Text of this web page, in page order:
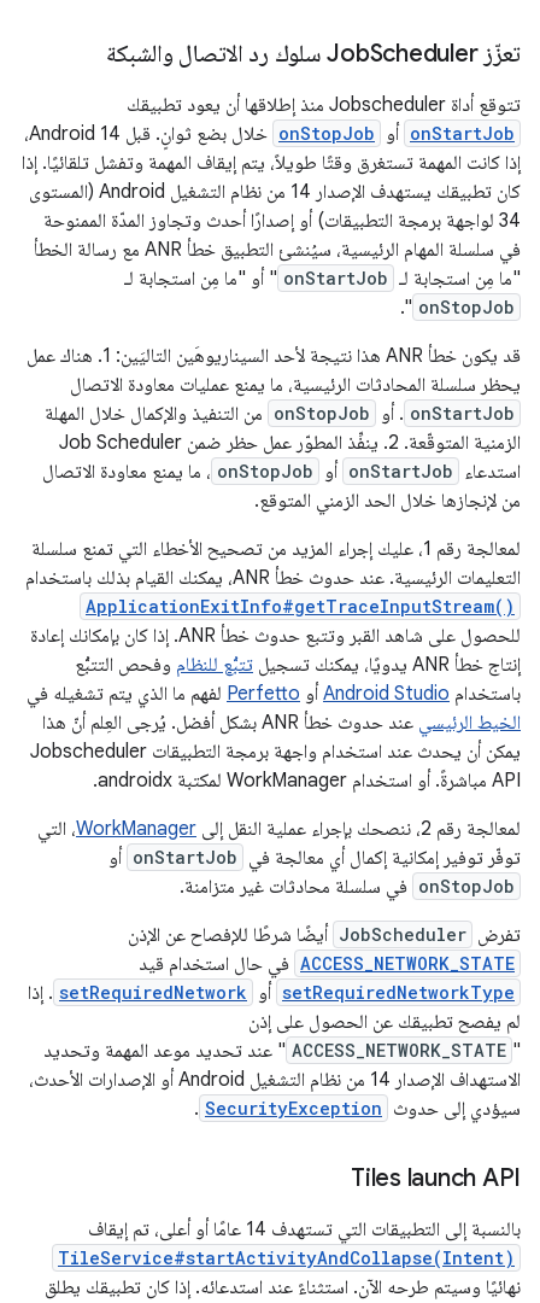
تعزّز JobScheduler سلوك رد الاتصال والشبكة
تتوقع أداة Jobscheduler منذ إطلاقها أن يعود تطبيقك
onStartJob أو onStopJob
خلال بضع ثوانٍ. قبل Android 14،
إذا كانت المهمة تستغرق وقتًا طويلاً، يتم إيقاف المهمة وتفشل تلقائيًا. إذا
كان تطبيقك يستهدف الإصدار 14 من نظام التشغيل Android (المستوى
34 لواجهة برمجة التطبيقات) أو إصدارًا أحدث وتجاوز المدّة الممنوحة
في سلسلة المهام الرئيسية، سيُنشئ التطبيق خطأ ANR مع رسالة الخطأ
"ما مِن استجابة لـ onStartJob " أو "ما مِن استجابة لـ
onStopJob
".
قد يكون خطأ ANR هذا نتيجة لأحد السيناريوهَين التاليَين: 1. هناك عمل
يحظر سلسلة المحادثات الرئيسية، ما يمنع عمليات معاودة الاتصال
onStartJob . أو onStopJob من التنفيذ والإكمال خلال المهلة
الزمنية المتوقّعة. 2. ينفِّذ المطوّر عمل حظر ضمن Job Scheduler
استدعاء onStartJob أو onStopJob ، ما يمنع معاودة الاتصال
من لإنجازها خلال الحد الزمني المتوقع.
لمعالجة رقم 1، عليك إجراء المزيد من تصحيح الأخطاء التي تمنع سلسلة
التعليمات الرئيسية. عند حدوث خطأ ANR، يمكنك القيام بذلك باستخدام
ApplicationExitInfo#getTraceInputStream()
للحصول على شاهد القبر وتتبع حدوث خطأ ANR. إذا كان بإمكانك إعادة
إنتاج خطأ ANR يدويًا، يمكنك تسجيل
تتبُّع للنظام وفحص التتبُّع
باستخدام Android Studio أو Perfetto لفهم ما الذي يتم تشغيله في
الخيط الرئيسي
عند حدوث خطأ ANR بشكل أفضل. يُرجى العِلم أنّ هذا
يمكن أن يحدث عند استخدام واجهة برمجة التطبيقات Jobscheduler
API مباشرةً. أو استخدام WorkManager لمكتبة androidx.
لمعالجة رقم 2، ننصحك بإجراء عملية النقل إلى
WorkManager، التي
توفّر توفير إمكانية إكمال أي معالجة في onStartJob أو
onStopJob في سلسلة محادثات غير متزامنة.
تفرض JobScheduler أيضًا شرطًا للإفصاح عن الإذن
ACCESS_NETWORK_STATE في حال استخدام قيد
setRequiredNetworkType أو setRequiredNetwork . إذا
لم يفصح تطبيقك عن الحصول على إذن
"
ACCESS_NETWORK_STATE " عند تحديد موعد المهمة وتحديد
الاستهداف الإصدار 14 من نظام التشغيل Android أو الإصدارات الأحدث،
سيؤدي إلى حدوث SecurityException
.
Tiles launch API
بالنسبة إلى التطبيقات التي تستهدف 14 عامًا أو أعلى، تم إيقاف
TileService#startActivityAndCollapse(Intent)
نهائيًا وسيتم طرحه الآن. استثناءً عند استدعائه. إذا كان تطبيقك يطلق